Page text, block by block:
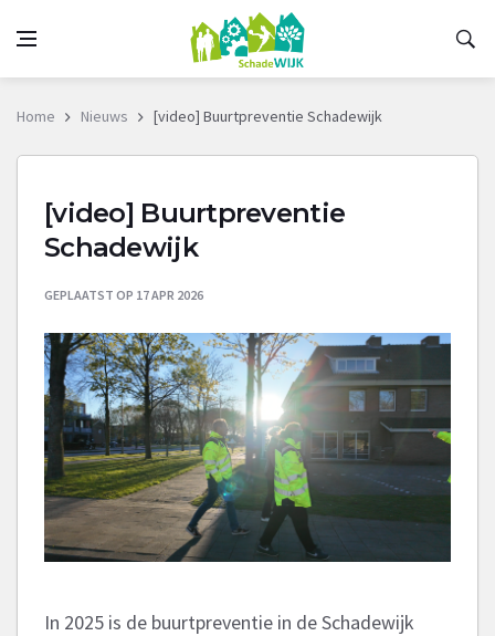
Home Nieuws [video] Buurtpreventie Schadewijk
[video] Buurtpreventie
Schadewijk
GEPLAATST OP 17 APR 2026
In 2025 is de buurtpreventie in de Schadewijk